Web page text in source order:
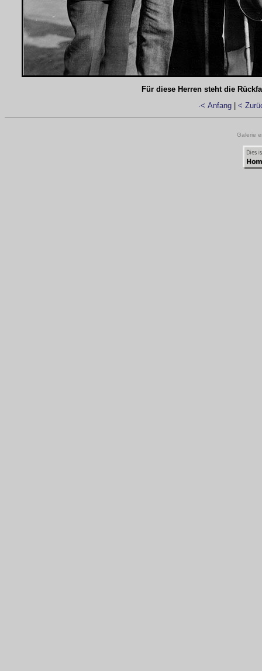
Für diese Herren steht die
·< Anfang| <
Galerie